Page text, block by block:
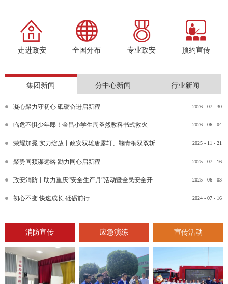
走进政安 全国分布 专业政安 预约宣传
集团新闻 分中心新闻 行业新闻
2026 - 07 - 30
凝心聚力守初心 砥砺奋进启新程
2026 - 06 - 04
临危不惧少年郎！金昌小学生周圣然教科书式救火
2025 - 11 - 21
荣耀加冕 实力绽放丨政安双雄唐露轩、鞠青桐双双斩获“渝消蓝盾讲师团金牌讲师”比武竞赛决赛大奖
2025 - 07 - 16
聚势同频谋远略 勠力同心启新程
2025 - 06 - 03
政安消防丨助力重庆“安全生产月”活动暨全民安全开放日活动
2024 - 07 - 16
初心不变 快速成长 砥砺前行
消防宣传 应急演练 宣传活动